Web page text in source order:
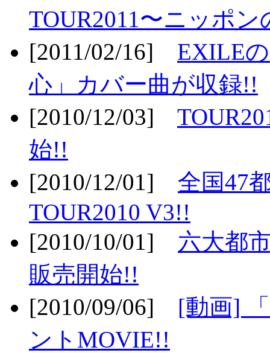
TOUR2011〜ニッポ
[2011/02/16] EXILE
心」カバー曲が収録!!
[2010/12/03]
始!!
[2010/12/01] 全国47
TOUR2010 V3!!
[2010/10/01] 六大都
販売開始!!
[2010/09/06] [動画]
ントMOVIE!!